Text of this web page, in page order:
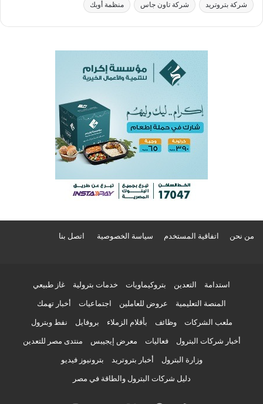
شركة بتروتريد شركة تاون جاس منظمة أوبك
من نحن اتفاقية المستخدم سياسة الخصوصية اتصل بنا
استدامة التعدين بتروكيماويات خدمات بترولية غاز طبيعي
المنصة التعليمية عروض للعاملين اجتماعيات أخبار تهمك
ملعب الشركات وظائف بأقلام الزملاء بروفايل نفط وبترول
أخبار شركات البترول فعاليات معرض إيجيبس منتدى مصر للتعدين
وزارة البترول أخبار بتروتريد بترونيوز فيديو
دليل شركات البترول والطاقة في مصر